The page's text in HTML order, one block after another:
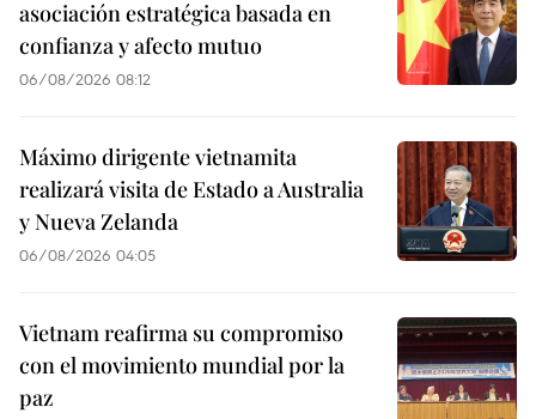
asociación estratégica basada en
confianza y afecto mutuo
06/08/2026 08:12
Máximo dirigente vietnamita
realizará visita de Estado a Australia
y Nueva Zelanda
06/08/2026 04:05
Vietnam reafirma su compromiso
con el movimiento mundial por la
paz